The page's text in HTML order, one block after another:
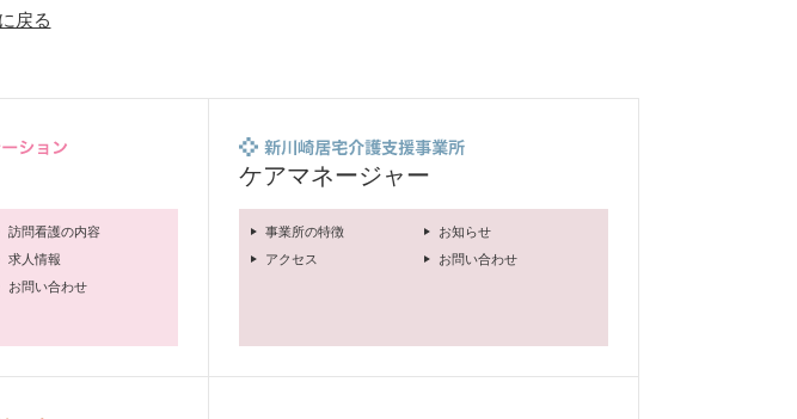
戻る
訪問看護の内容
求人情報
お問い合わせ
ケアマネージャー
事業所の特徴
お知らせ
アクセス
お問い合わせ